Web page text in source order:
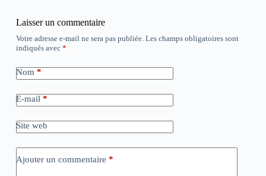
Laisser un commentaire
Votre adresse e-mail ne sera pas publiée. Les champs obligatoires sont
indiqués avec *
Nom *
E-mail *
Site web
Ajouter un commentaire *